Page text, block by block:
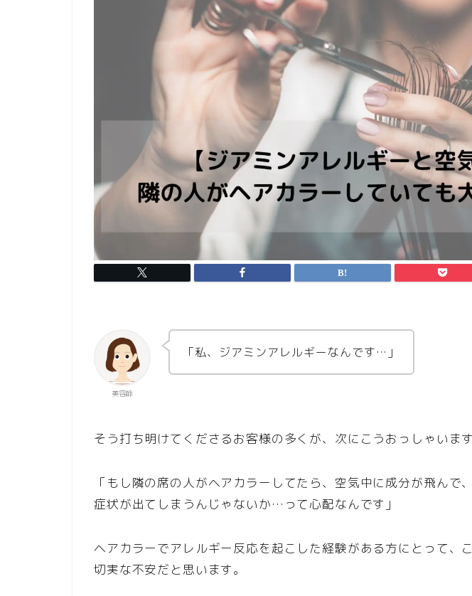
美容師
「私、ジアミンアレルギーなんです…」
そう打ち明けてくださるお客様の多くが、次にこうおっしゃいます
「もし隣の席の人がヘアカラーしてたら、空気中に成分が飛んで
症状が出てしまうんじゃないか…って心配なんです」
ヘアカラーでアレルギー反応を起こした経験がある方にとって、
切実な不安だと思います。